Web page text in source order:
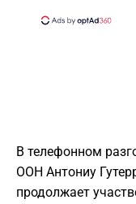
В телефонном
ООН Антониу
продолжает